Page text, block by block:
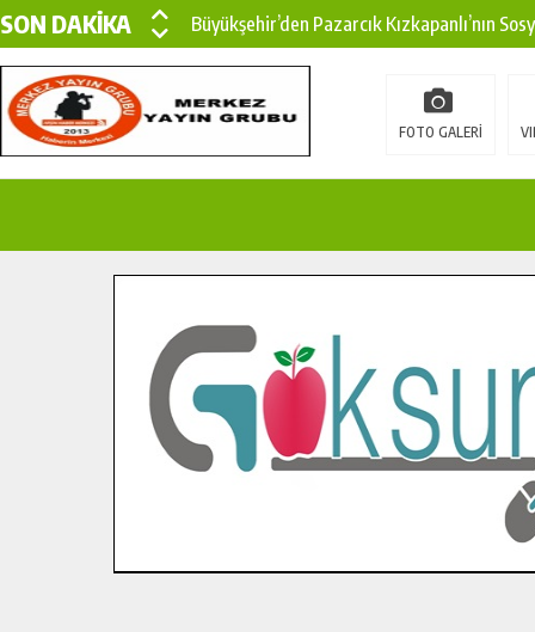
SON DAKİKA
Büyükşehir’den Pazarcık Kızkapanlı’nın
Büyükşehir’den Pazarcık Kırsalına Modern
Çin’den KSÜ’ye Uluslararası Başarı:
İlçe Jandarma Komutanı Karakaya’dan
Bertiz’in Yeni Köprüsünde Sona Doğru.
FOTO GALERİ